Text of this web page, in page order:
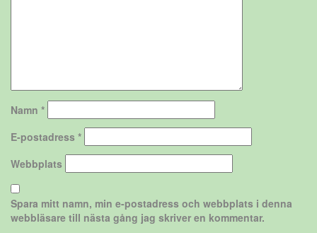
Namn *
E-postadress *
Webbplats
Spara mitt namn, min e-postadress och webbplats i denna
webbläsare till nästa gång jag skriver en kommentar.